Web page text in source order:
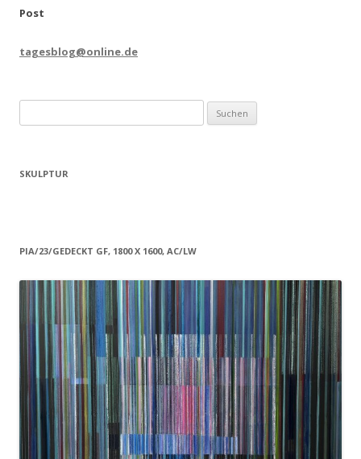
Post
tagesblog@online.de
nach:
SKULPTUR
PIA/23/GEDECKT GF, 1800 X 1600, AC/LW